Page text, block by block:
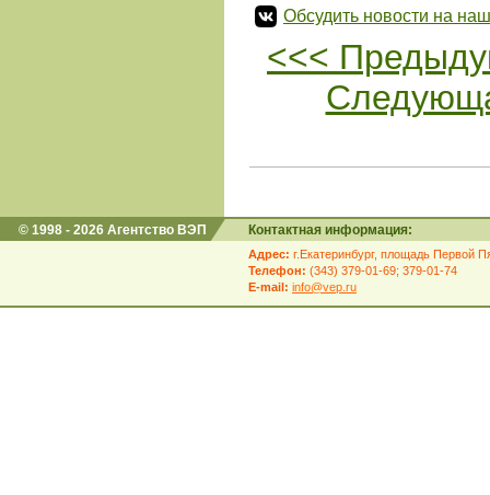
Обсудить новости на
<<<
© 1998 - 2026 Агентство ВЭП Контактная информация:
Адрес: г.Екатеринбург, площадь Первой
Телефон: (343) 379-01-69; 379-01-74
E-mail: info@vep.ru